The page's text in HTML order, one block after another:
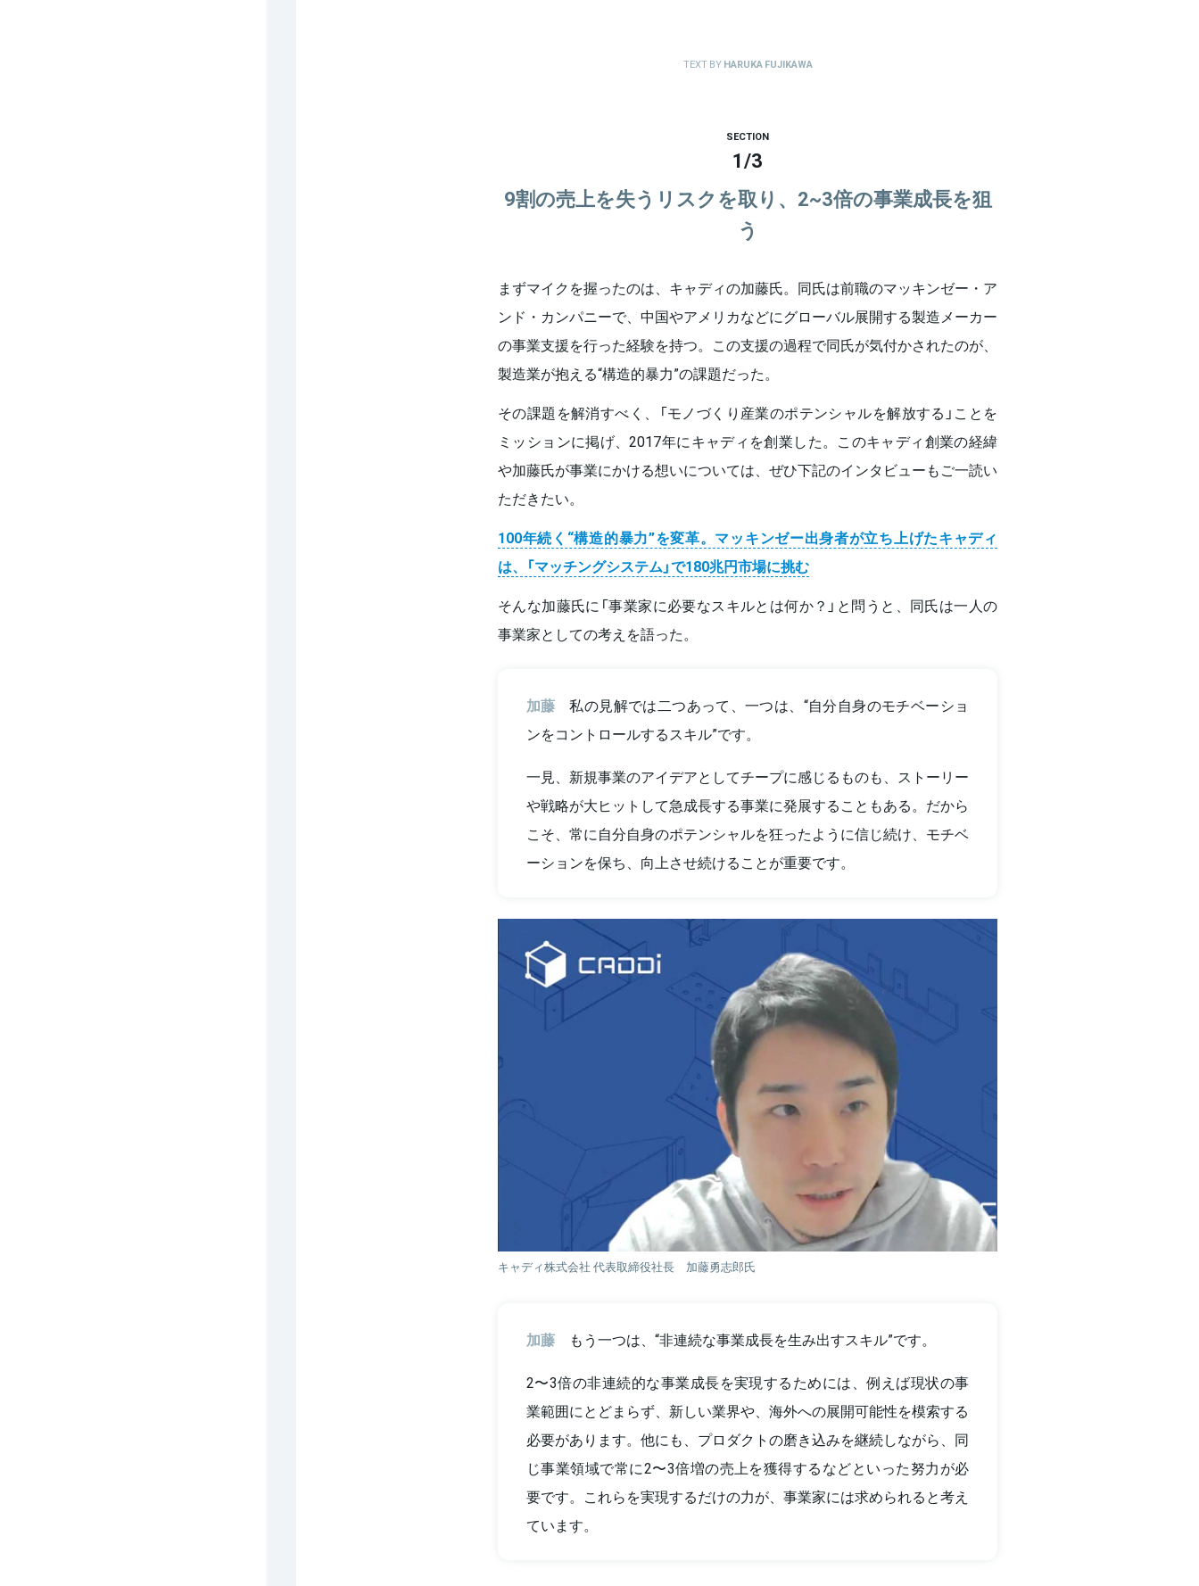
TEXT BYHARUKA FUJIKAWA
SECTION
1/3
9割の売上を失うリスクを取り、2~3倍の事業成長を狙
う
まずマイクを握ったのは、キャディの加藤氏。同氏は前職のマッキンゼー・ア
ンド・カンパニーで、中国やアメリカなどにグローバル展開する製造メーカー
の事業支援を行った経験を持つ。この支援の過程で同氏が気付かされたのが、
製造業が抱える“構造的暴力”の課題だった。
その課題を解消すべく、「モノづくり産業のポテンシャルを解放する」ことを
ミッションに掲げ、2017年にキャディを創業した。このキャディ創業の経緯
や加藤氏が事業にかける想いについては、ぜひ下記のインタビューもご一読い
ただきたい。
100年続く“構造的暴力”を変革。マッキンゼー出身者が立ち上げたキャディ
は、「マッチングシステム」で180兆円市場に挑む
そんな加藤氏に「事業家に必要なスキルとは何か？」と問うと、同氏は一人の
事業家としての考えを語った。
加藤
私の見解では二つあって、一つは、“自分自身のモチベーショ
ンをコントロールするスキル”です。
一見、新規事業のアイデアとしてチープに感じるものも、ストーリー
や戦略が大ヒットして急成長する事業に発展することもある。だから
こそ、常に自分自身のポテンシャルを狂ったように信じ続け、モチベ
ーションを保ち、向上させ続けることが重要です。
キャディ株式会社 代表取締役社長 加藤勇志郎氏
加藤
もう一つは、“非連続な事業成長を生み出すスキル”です。
2〜3倍の非連続的な事業成長を実現するためには、例えば現状の事
業範囲にとどまらず、新しい業界や、海外への展開可能性を模索する
必要があります。他にも、プロダクトの磨き込みを継続しながら、同
じ事業領域で常に2〜3倍増の売上を獲得するなどといった努力が必
要です。これらを実現するだけの力が、事業家には求められると考え
ています。